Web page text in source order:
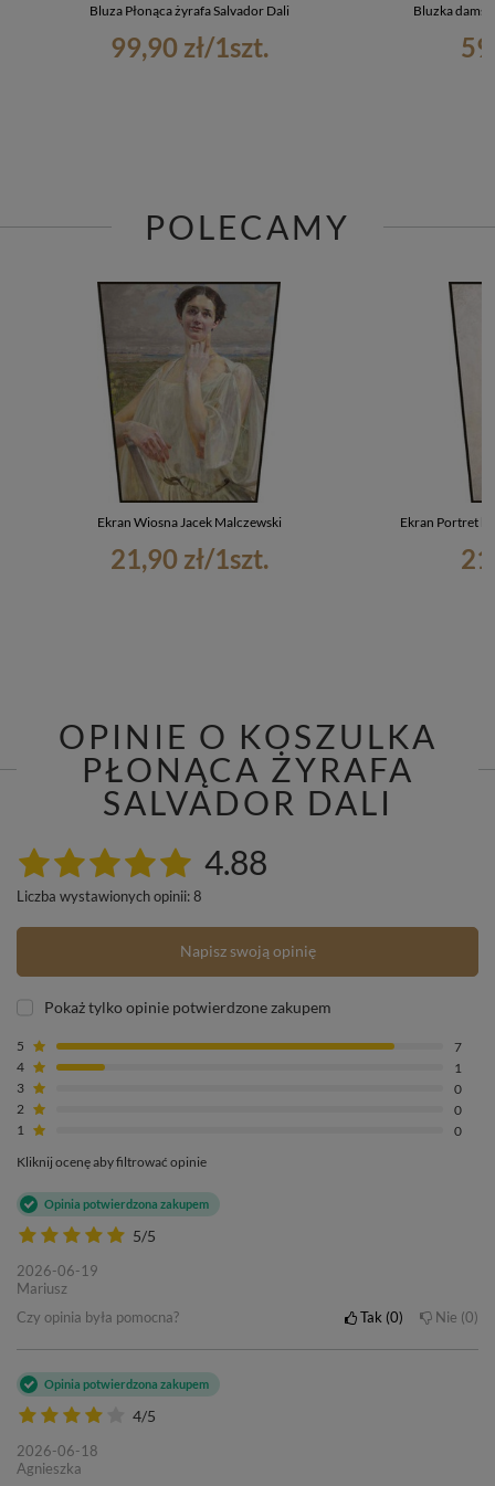
Bluza Płonąca żyrafa Salvador Dali
99,90 zł/1szt.
Bluzka
POLECAMY
Ekran Wiosna Jacek Malczewski
21,90 zł/1szt.
Ekran Portret
OPINIE O KOSZULKA
PŁONĄCA ŻYRAFA
SALVADOR DALI
4.88
Liczba wystawionych opinii: 8
Napisz swoją opinię
Pokaż tylko opinie potwierdzone zakupem
5
7
4
1
3
0
2
0
1
0
Kliknij ocenę aby filtrować opinie
5/5
Opinia potwierdzona zakupem
2026-06-19
Mariusz
Czy opinia była pomocna?
Tak 0 Nie 0
4/5
Opinia potwierdzona zakupem
2026-06-18
Agnieszka